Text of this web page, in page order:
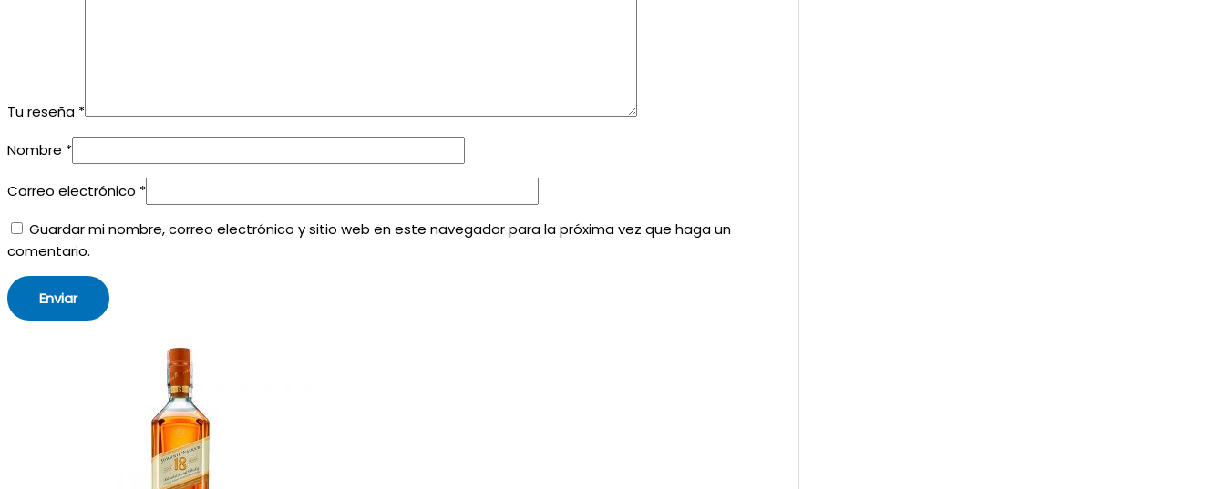
Tu reseña *
Nombre *
Correo electrónico *
Guardar mi nombre, correo electrónico y sitio web en este navegador para la próxima vez que haga un
comentario.